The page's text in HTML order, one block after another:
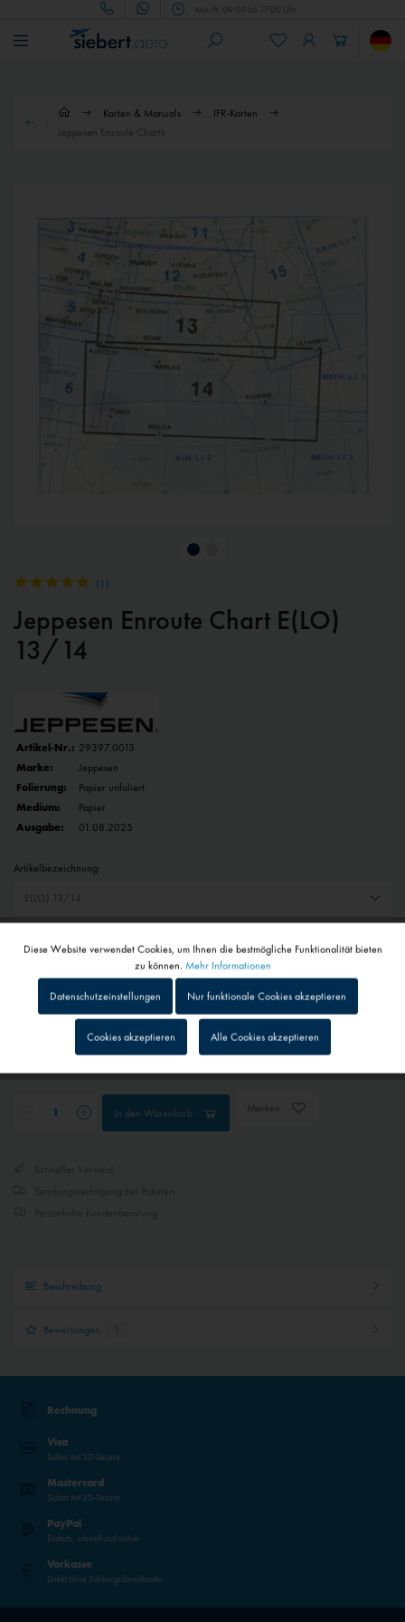
Mo.-Fr. 09:00 bis 17:00 Uhr
Karten & Manuals
IFR-Karten
Jeppesen Enroute Charts
(1 )
Jeppesen Enroute Chart E(LO)
13/14
Artikel-Nr.: 29397.0013
Marke:
Jeppesen
Folierung:
Papier unfoliert
Medium:
Papier
Ausgabe:
01.08.2025
Artikelbezeichnung:
19,50 € *
inkl. MwSt.zzgl. Versandkosten
1 - 4 Werktage
Abhängig von Versand- und Zahlungsart
In den Warenkorb Merken
Beschreibung
Bewertungen 1
Rechnung
Visa
Sicher mit 3D-Secure
Mastercard
Sicher mit 3D-Secure
PayPal
Einfach, schnell und sicher
Vorkasse
Direkt ohne Zahlungsdienstleister
Tracking Inaktiv
Personalisierung Inaktiv
Diese Website verwendet Cookies, um Ihnen die bestmögliche Funktionalität bieten
zu können. Mehr Informationen
Datenschutzeinstellungen Nur funktionale Cookies akzeptieren
Cookies akzeptieren Alle Cookies akzeptieren